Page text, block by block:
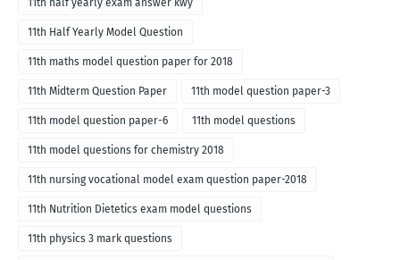
11th Half Yearly Model Question
11th maths model question paper for 2018
11th Midterm Question Paper 11th model question paper-3
11th model question paper-6 11th model questions
11th model questions for chemistry 2018
11th nursing vocational model exam question paper-2018
11th Nutrition Dietetics exam model questions
11th physics 3 mark questions